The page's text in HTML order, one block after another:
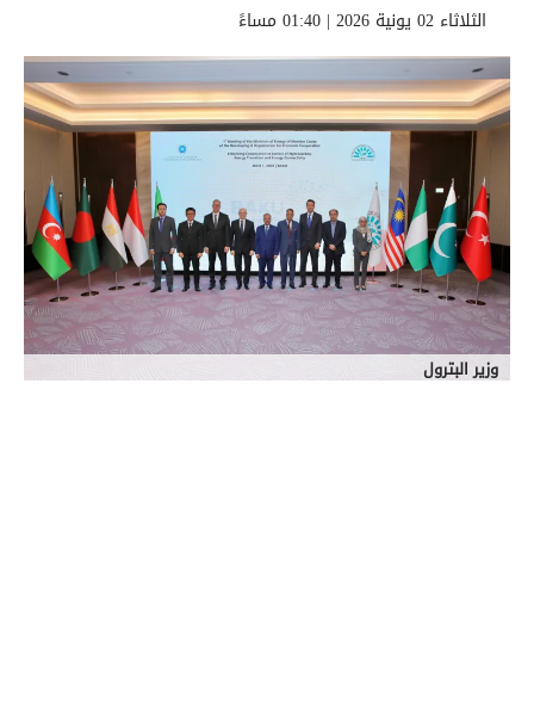
الثلاثاء 02 يونية 2026 | 01:40 مساءً
وزير البترول